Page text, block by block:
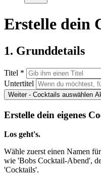
Erstelle dein
1. Grunddetails
Titel *
Untertitel
Weiter - Cocktails auswählen
Erstelle dein eigenes
Los geht's.
Wähle zuerst einen Namen
wie 'Bobs Cocktail-Abend',
'Cocktails'.